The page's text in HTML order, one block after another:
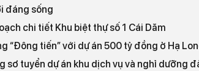
đáng sống
chi tiết Khu biệt thự số 1 Cái Dăm
“Đông tiến” với dự án 500 tỷ đồng ở Hạ
sơ tuyển dự án khu dịch vụ và nghỉ dưỡng